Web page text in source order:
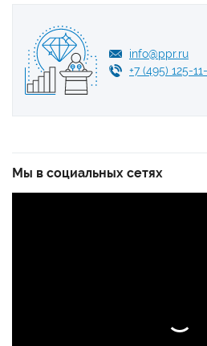
info@ppr.ru
+7 (495) 125-
Мы в социальных сетях